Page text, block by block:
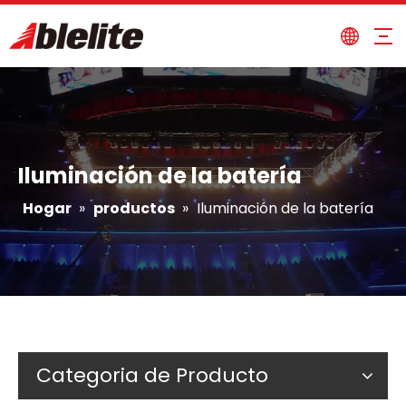
Iluminación de la batería
Hogar » productos » Iluminación de la batería
Categoria de Producto